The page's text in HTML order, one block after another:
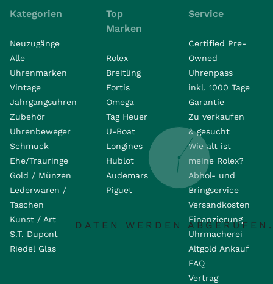
DATEN WERDEN
Kategorien
Neuzugänge
Alle
Uhrenmarken
Vintage
Jahrgangsuhren
Zubehör
Uhrenbeweger
Schmuck
Ehe/Trauringe
Gold / Münzen
Lederwaren /
Taschen
Kunst / Art
S.T. Dupont
Riedel Glas
Top
Marken
Rolex
Breitling
Fortis
Omega
Tag Heuer
U-Boat
Longines
Hublot
Audemars
Piguet
Service
Certified Pre-
Owned
Uhrenpass
inkl. 1000 Tage
Garantie
Zu verkaufen
& gesucht
Wie alt ist
meine Rolex?
Abhol- und
Bringservice
Versandkosten
Finanzierung
Uhrmacherei
Altgold Ankauf
FAQ
Vertrag